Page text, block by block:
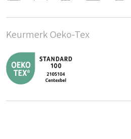
Keurmerk Oeko-Tex